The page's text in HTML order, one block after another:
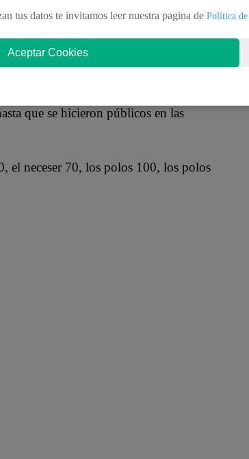
sin la necesidad de tener una
que se hicieron públicos en las
el neceser 70, los polos 100, los polos
tus datos te invitamos leer nuestra pagina de Política
Aceptar Cookies